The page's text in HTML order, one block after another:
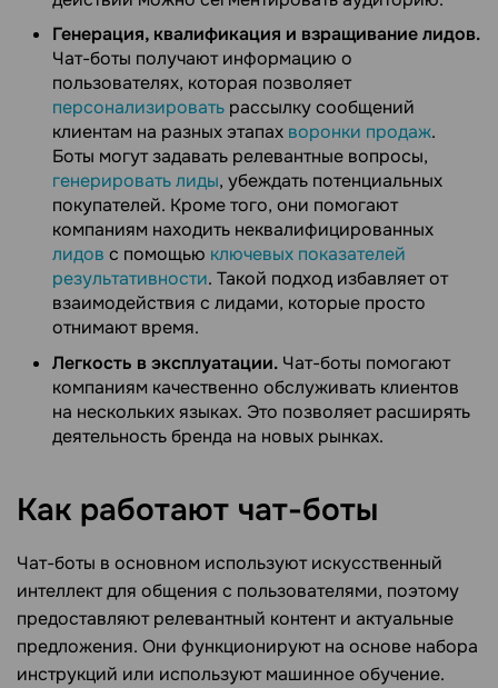
Генерация, квалификация и взращивание лидов.
Чат-боты получают информацию о
пользователях, которая позволяет
персонализировать рассылку сообщений
клиентам на разных этапах воронки продаж.
Боты могут задавать релевантные вопросы,
генерировать лиды, убеждать потенциальных
покупателей. Кроме того, они помогают
компаниям находить неквалифицированных
лидов с помощью ключевых показателей
результативности. Такой подход избавляет от
взаимодействия с лидами, которые просто
отнимают время.
Легкость в эксплуатации. Чат-боты помогают
компаниям качественно обслуживать клиентов
на нескольких языках. Это позволяет расширять
деятельность бренда на новых рынках.
Как работают чат-боты
Чат-боты в основном используют искусственный
интеллект для общения с пользователями, поэтому
предоставляют релевантный контент и актуальные
предложения. Они функционируют на основе набора
инструкций или используют машинное обучение.